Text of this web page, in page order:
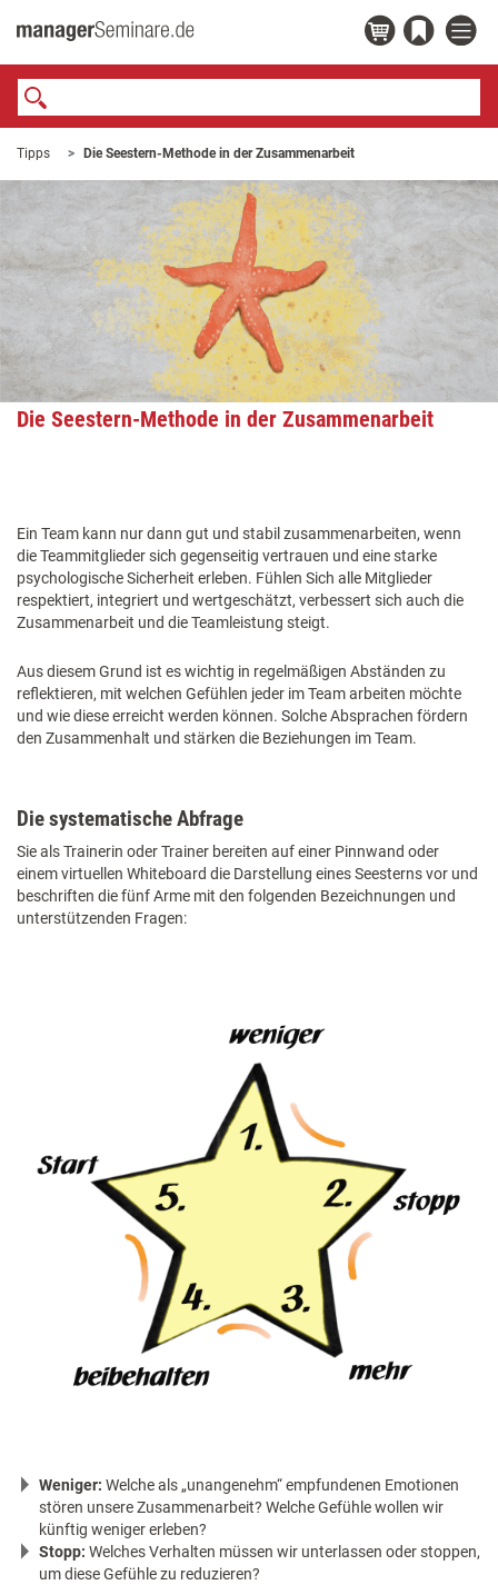
Tipps Die Seestern-Methode in der Zusammenarbeit
Die Seestern-Methode in der Zusammenarbeit
Ein Team kann nur dann gut und stabil zusammenarbeiten, wenn
die Teammitglieder sich gegenseitig vertrauen und eine starke
psychologische Sicherheit erleben. Fühlen Sich alle Mitglieder
respektiert, integriert und wertgeschätzt, verbessert sich auch die
Zusammenarbeit und die Teamleistung steigt.
Aus diesem Grund ist es wichtig in regelmäßigen Abständen zu
reflektieren, mit welchen Gefühlen jeder im Team arbeiten möchte
und wie diese erreicht werden können. Solche Absprachen fördern
den Zusammenhalt und stärken die Beziehungen im Team.
Die systematische Abfrage
Sie als Trainerin oder Trainer bereiten auf einer Pinnwand oder
einem virtuellen Whiteboard die Darstellung eines Seesterns vor und
beschriften die fünf Arme mit den folgenden Bezeichnungen und
unterstützenden Fragen:
Weniger: Welche als „unangenehm“ empfundenen Emotionen
stören unsere Zusammenarbeit? Welche Gefühle wollen wir
künftig weniger erleben?
Stopp: Welches Verhalten müssen wir unterlassen oder stoppen,
um diese Gefühle zu reduzieren?